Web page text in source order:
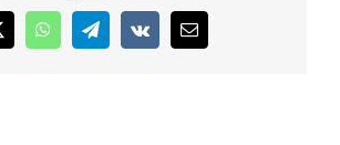
WhatsAppTelegram
Vk Email